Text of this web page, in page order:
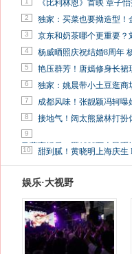
《比利林恩》首映 章子
2 独家：买菜也要拗造型！
3 京东和奶茶哪个更重要？
4 杨威晒照庆祝结婚8周年
5 艳压群芳！唐嫣修身长裙
6 独家：姚晨带小土豆逛商
7 成都风味！张靓颖冯轲曝
8 接地气！阔太熊黛林打扮
9
马蓉离婚后，砸1000万人民币
10 甜到腻！黄晓明上海庆生
娱乐·大视野